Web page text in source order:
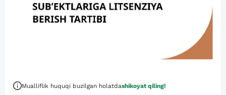
Mualliflik huquqi buzilgan holatdashikoyat qiling!